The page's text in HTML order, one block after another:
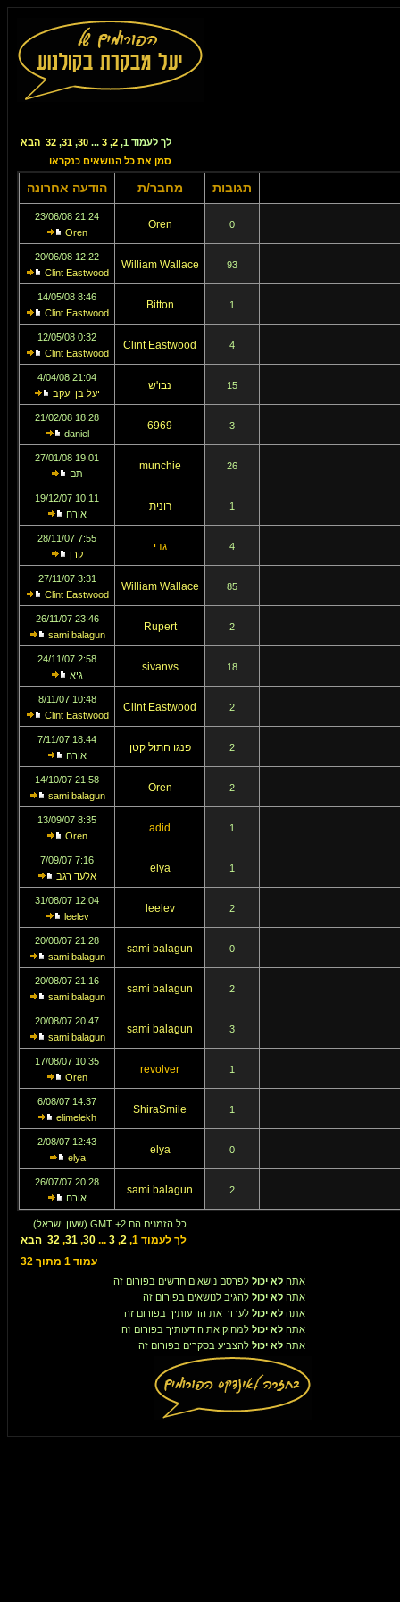
לך לעמוד 1
,
2
,
3
...
30
,
31
,
32 הבא
סמן את כל הנושאים כנקראו
תגובות מחבר/ת הודעה אחרונה
0
Oren
21:24 23/06/08
Oren
93
William Wallace
12:22 20/06/08
Clint Eastwood
1
Bitton
8:46 14/05/08
Clint Eastwood
4
Clint Eastwood
0:32 12/05/08
Clint Eastwood
15 נבו'ש
21:04 4/04/08
יעל בן יעקב
3
6969
18:28 21/02/08
daniel
26
munchie
19:01 27/01/08
תם
1 רונית
10:11 19/12/07
אורח
4 גדי
7:55 28/11/07
קרן
85
William Wallace
3:31 27/11/07
Clint Eastwood
2
Rupert
23:46 26/11/07
sami balagun
18
sivanvs
2:58 24/11/07
גיא
2
Clint Eastwood
10:48 8/11/07
Clint Eastwood
2 פנגו חתול קטן
18:44 7/11/07
אורח
2
Oren
21:58 14/10/07
sami balagun
1
adid
8:35 13/09/07
Oren
1
elya
7:16 7/09/07
אלעד רגב
2
leelev
12:04 31/08/07
leelev
0
sami balagun
21:28 20/08/07
sami balagun
2
sami balagun
21:16 20/08/07
sami balagun
3
sami balagun
20:47 20/08/07
sami balagun
1
revolver
10:35 17/08/07
Oren
1
ShiraSmile
14:37 6/08/07
elimelekh
0
elya
12:43 2/08/07
elya
2
sami balagun
20:28 26/07/07
אורח
כל הזמנים הם GMT +2 (שעון ישראל)
לך לעמוד 1
,
2
,
3
...
30
,
31
,
32 הבא
עמוד 1 מתוך 32
אתה לא יכול לפרסם נושאים חדשים בפורום זה
אתה לא יכול להגיב לנושאים בפורום זה
אתה לא יכול לערוך את הודעותיך בפורום זה
אתה לא יכול למחוק את הודעותיך בפורום זה
אתה לא יכול להצביע בסקרים בפורום זה